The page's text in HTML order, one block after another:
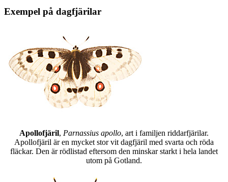
Exempel på dagfjärilar
Apollofjäril, Parnassius apollo, art i familjen riddarfjärilar.
Apollofjäril är en mycket stor vit dagfjäril med svarta och röda
fläckar. Den är rödlistad eftersom den minskar starkt i hela landet
utom på Gotland.